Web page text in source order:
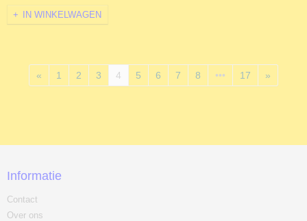
IN WINKELWAGEN
« 1 2 3 4 5 6 7 8 ••• 17 »
Informatie
Contact
Over ons